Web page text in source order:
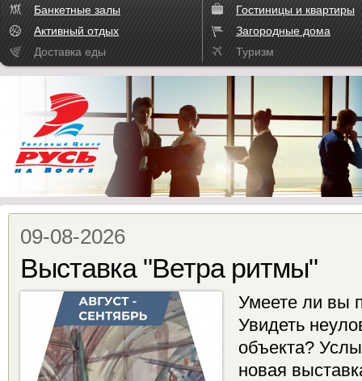
Банкетные залы
Гостиницы и квартиры
Активный отдых
Загородные дома
Доставка еды
Туризм
09-08-2026
Выставка "Ветра ритмы"
Умеете ли вы
Увидеть
объекта?
новая